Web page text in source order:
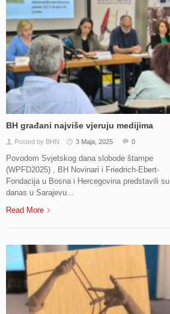
BH građani najviše vjeruju medijima
Posted by BHN 3 Maja, 2025 0
Povodom Svjetskog dana slobode štampe
(WPFD2025) , BH Novinari i Friedrich-Ebert-
Fondacija u Bosna i Hercegovina predstavili su
danas u Sarajevu...
Read More